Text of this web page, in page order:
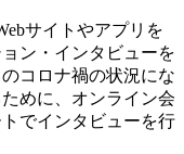
サイトやアプリを
ン・インタビューを
コロナ禍の状況にな
めに、オンライン会
でインタビューを行